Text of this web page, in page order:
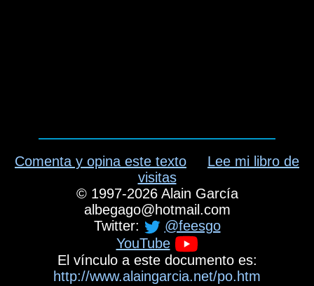
Comenta y opina este texto
Lee mi libro de
visitas
©1997-2026 Alain García
albegago@hotmail.com
Twitter:
@feesgo
YouTube
El vínculo a este documento es:
http://www.alaingarcia.net/po.htm